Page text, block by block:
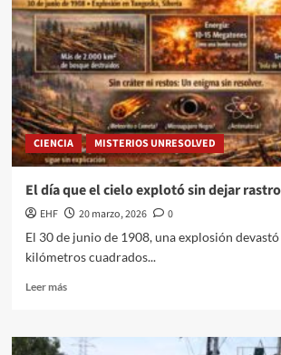
CIENCIA MISTERIOS UNRESOLVED
El día que el cielo explotó sin dejar rastro
EHF 20 marzo, 2026
0
El 30 de junio de 1908, una explosión
kilómetros cuadrados...
Leer más